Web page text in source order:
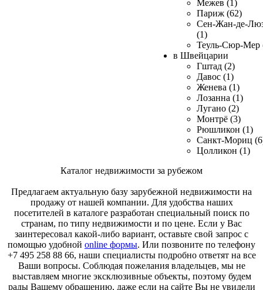
Межев (1)
Париж (62)
Сен-Жан-де-
(1)
Теуль-Сюр-Мер
в Швейцарии
Гштад (2)
Давос (1)
Женева (1)
Лозанна (1)
Лугано (2)
Монтрё (3)
Рюшликон (1)
Санкт-Мориц
Цолликон (1)
Каталог недвижимости за рубежом
Предлагаем актуальную базу зарубежной недвижимости на
продажу от нашей компании. Для удобства наших
посетителей в каталоге разработан специальный поиск по
странам, по типу недвижимости и по цене. Если у Вас
заинтересовал какой-либо вариант, оставьте свой запрос с
помощью удобной online формы. Или позвоните по телефону
+7 495 258 88 66, наши специалисты подробно ответят на все
Ваши вопросы. Соблюдая пожелания владельцев, мы не
выставляем многие эксклюзивные объекты, поэтому будем
рады Вашему обращению, даже если на сайте Вы не увидели